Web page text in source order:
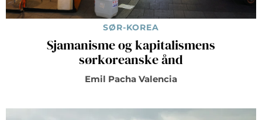
SØR-KOREA
Sjamanisme og kapitalismens
sørkoreanske ånd
Emil Pacha Valencia